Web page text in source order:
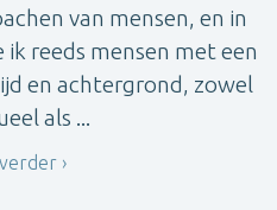
van mensen, en in
reeds mensen met een
en achtergrond, zowel
als ...